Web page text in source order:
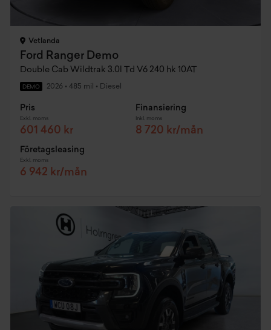
Vetlanda
Ford Ranger Demo
Double Cab Wildtrak 3.0l Td V6 240 hk 10AT
DEMO 2026 • 485 mil • Diesel
Pris
Exkl. moms
601 460 kr
Finansiering
Inkl. moms
8 720 kr/mån
Företagsleasing
Exkl. moms
6 942 kr/mån